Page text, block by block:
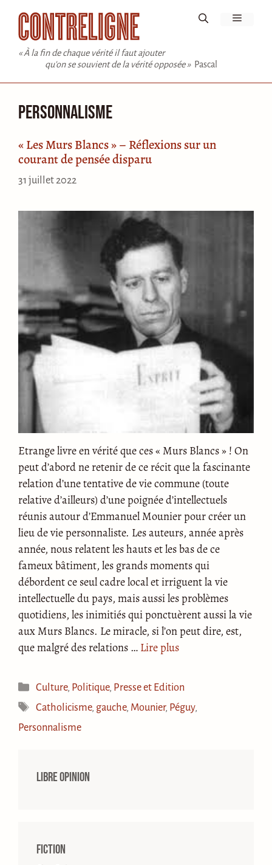
contenu
« À la fin de chaque vérité il faut ajouter
qu'on se souvient de la vérité opposée » Pascal
Menu
Personnalisme
« Les Murs Blancs » – Réflexions sur un
courant de pensée disparu
31 juillet 2022
Etrange livre en vérité que ces « Murs Blancs » ! On
peut d’abord ne retenir de ce récit que la fascinante
relation d’une tentative de vie commune (toute
relative d’ailleurs) d’une poignée d’intellectuels
réunis autour d’Emmanuel Mounier pour créer un
lieu de vie personnaliste. Les auteurs, année après
année, nous relatent les hauts et les bas de ce
fameux bâtiment, les grands moments qui
débordent ce seul cadre local et irriguent la vie
intellectuelle du pays, mais aussi les problèmes
quotidiens, les inimitiés qui ponctuèrent aussi la vie
aux Murs Blancs. Le miracle, si l’on peut dire, est,
que malgré des relations … Lire plus
Catégories
Culture, Politique, Presse et Edition
Étiquettes
Catholicisme, gauche, Mounier, Péguy,
Personnalisme
Libre opinion
Fiction